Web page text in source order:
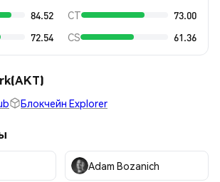
84.52 CT
73.00
72.54 CS 61.36
Блокчейн Explorer
Adam Bozanich